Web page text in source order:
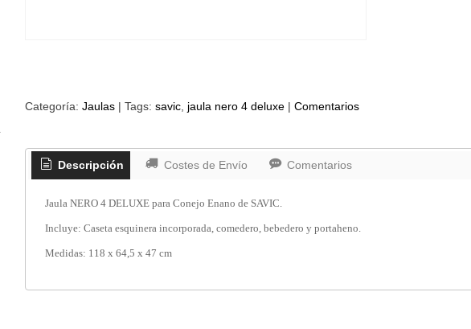
Categoría: Jaulas| Tags: savic jaula nero 4 deluxe | Comentarios
Descripción Costes de Envío Comentarios
Jaula NERO 4 DELUXE para Conejo Enano de SAVIC.
Incluye: Caseta esquinera incorporada, comedero, bebedero y portaheno.
Medidas: 118 x 64,5 x 47 cm